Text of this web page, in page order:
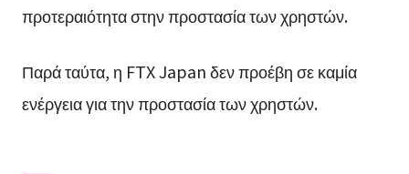
προτεραιότητα στην προστασία των χρηστών.
Παρά ταύτα, η FTX Japan δεν προέβη σε καμία
ενέργεια για την προστασία των χρηστών.